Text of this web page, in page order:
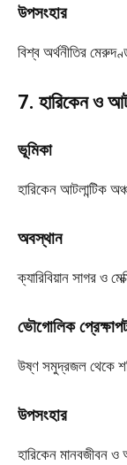
উপসংহার
বিশ্ব অর্থনীতির
7. হারিকেন ও
ভূমিকা
হারিকেন আটলান্টিক
অবস্থান
ক্যারিবিয়ান সাগর ও
ভৌগোলিক
উষ্ণ সমুদ্রজল থেকে
উপসংহার
হারিকেন মানবজীবন ও